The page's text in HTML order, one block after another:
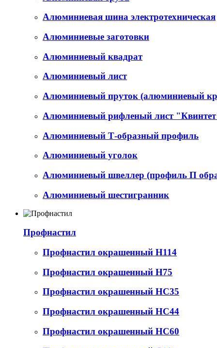
Алюминиевая шина электротехническая
Алюминиевые заготовки
Алюминиевый квадрат
Алюминиевый лист
Алюминиевый пруток (алюминиевый
Алюминиевый рифленый лист
Алюминиевый Т-образный профиль
Алюминиевый уголок
Алюминиевый швеллер (профиль П
Алюминиевый шестигранник
Профнастил
Профнастил окрашенный Н114
Профнастил окрашенный Н75
Профнастил окрашенный НС35
Профнастил окрашенный НС44
Профнастил окрашенный НС60